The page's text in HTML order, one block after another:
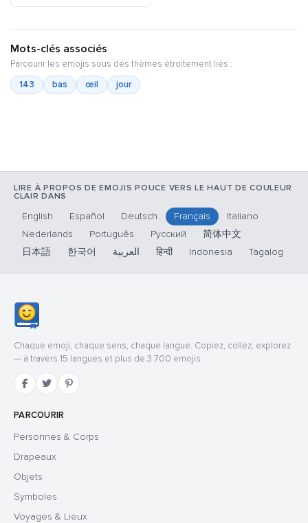
Mots-clés associés
Parcourir les emojis sous des thèmes étroitement liés :
143
bas œil jour
LIRE À PROPOS DE EMOJIS POUCE VERS LE HAUT DE COULEUR
CLAIR DANS
English Español Deutsch Français
Italiano
Nederlands
Português Русский
简体中文
日本語
한국어 العربية हिन्दी Indonesia Tagalog
Chaque emoji, chaque sens, chaque langue. Copiez, collez, explorez
— à travers 15 langues et plus de 3 700 emojis.
PARCOURIR
Personnes & Corps
Drapeaux
Objets
Symboles
Voyages & Lieux